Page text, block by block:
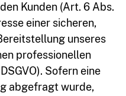
Kunden (Art. 6 Abs.
einer sicheren,
unseres
professionellen
Sofern eine
abgefragt wurde,